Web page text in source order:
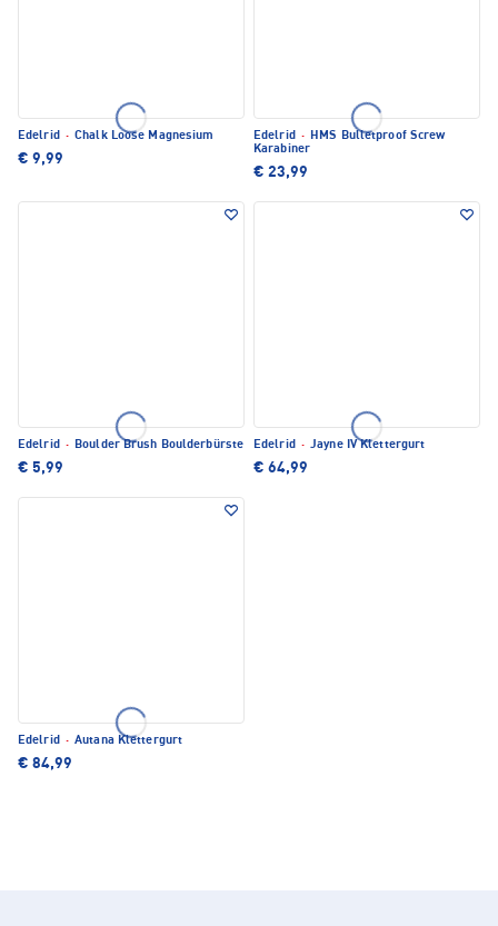
Edelrid · Chalk Loose Magnesium
€ 9,99
Edelrid · HMS Bulletproof Screw
Karabiner
€ 23,99
Edelrid · Boulder Brush Boulderbürste
€ 5,99
Edelrid · Jayne IV Klettergurt
€ 64,99
Edelrid · Autana Klettergurt
€ 84,99